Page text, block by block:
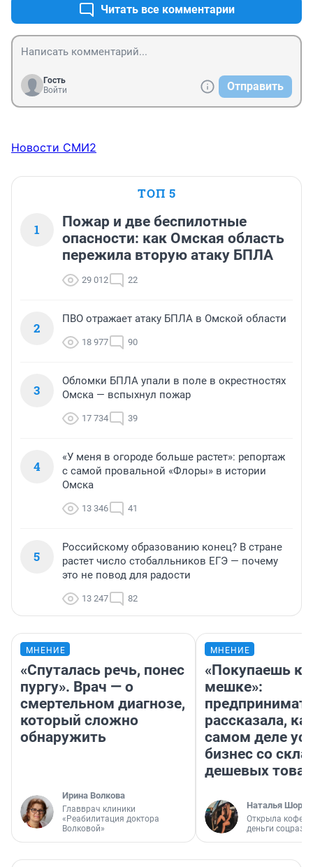
Читать все комментарии
Гость
Войти
Отправить
Новости СМИ2
ТОП 5
1
Пожар и две беспилотные
опасности: как Омская область
пережила вторую атаку БПЛА
29 012 22
2
ПВО отражает атаку БПЛА в Омской области
18 977 90
3
Обломки БПЛА упали в поле в окрестностях
Омска — вспыхнул пожар
17 734 39
4
«У меня в огороде больше растет»: репортаж
с самой провальной «Флоры» в истории
Омска
13 346 41
5
Российскому образованию конец? В стране
растет число стобалльников ЕГЭ — почему
это не повод для радости
13 247 82
МНЕНИЕ
«Спуталась речь, понес
пургу». Врач — о
смертельном диагнозе,
который сложно
обнаружить
Ирина Волкова
Главврач клиники
«Реабилитация доктора
Волковой»
МНЕНИЕ
«Покупаешь
мешке»:
рассказала,
самом деле
бизнес со
дешевых
Наталья
Открыла
деньги